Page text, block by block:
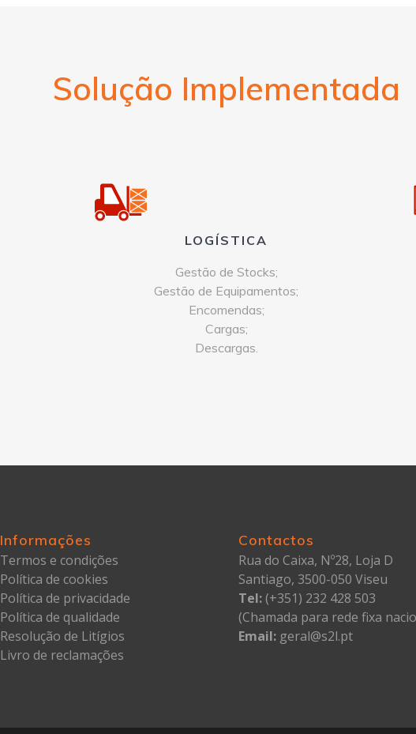
Solução Implementada
LOGÍSTICA
Gestão de Stocks;
Gestão de Equipamentos;
Encomendas;
Cargas;
Descargas.
Informações
Termos e condições
Política de cookies
Política de privacidade
Política de qualidade
Resolução de Litígios
Livro de reclamações
Contactos
Rua do Caixa, Nº28, Loja D
Santiago, 3500-050 Viseu
Tel:(+351) 232 428 503
(Chamada para rede fixa
Email:geral@s2l.pt